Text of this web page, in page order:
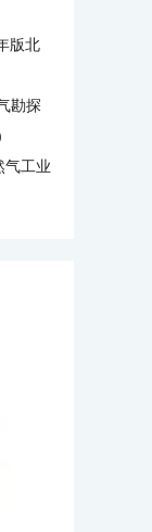
版北
勘探
气工业